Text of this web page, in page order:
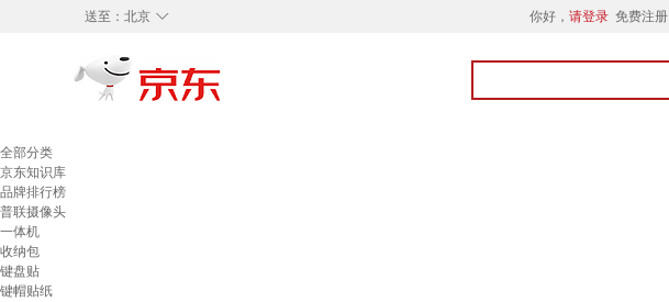
◇
送至： 北京 你好， 请登录 免费注册
全部分类
京东知识库
品牌排行榜
普联摄像头
一体机
收纳包
键盘贴
键帽贴纸